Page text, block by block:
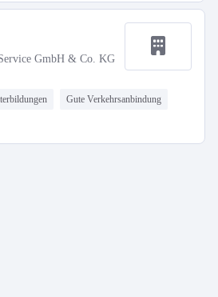
GmbH & Co. KG
Gute Verkehrsanbindung